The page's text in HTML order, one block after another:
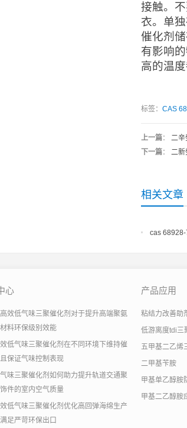
接触。
衣。单
催化剂
有影响
高的温
标签： CAS
上一篇： 二辛
下一篇： 二新
相关文章
cas 68928-
心
效低气味三聚催化剂对于提升高端聚氨
料环保级别效能
低气味三聚催化剂在不同环境下维持催
保证气味控制表现
味三聚催化剂如何助力提升轨道交通聚
件的室内空气质量
低气味三聚催化剂优化高回弹海绵生产
足严苛环保出口
产品应用
粘结力改善助
低游离度tdi三
五甲基二乙烯
二甲基苄胺
甲基单乙醇胺
甲基二乙醇胺